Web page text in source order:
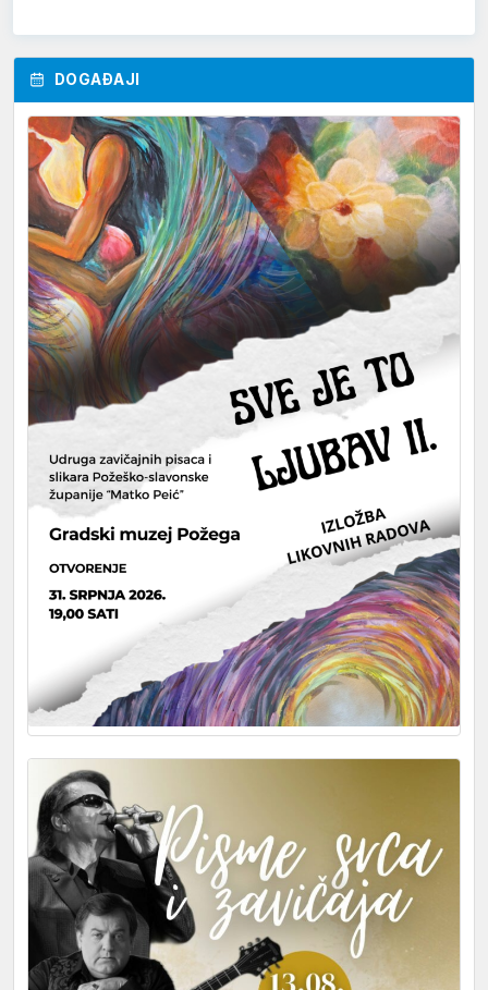
DOGAĐAJI